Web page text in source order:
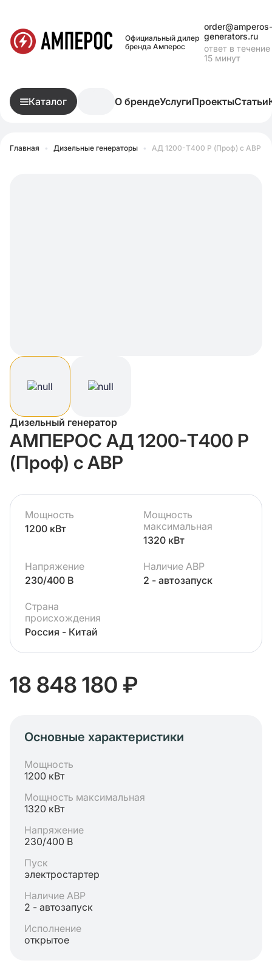
Официальный дилер
бренда Амперос
order@amperos-
generators.ru
ответ в течение
15 минут
Каталог О брендеУслугиПроектыСтатьи
Главная • Дизельные генераторы • АД 1200-Т400 P (Проф) с АВР
Дизельный генератор
АМПЕРОС АД 1200-Т400 P
(Проф) с АВР
Мощность
1200 кВт
Мощность
максимальная
1320 кВт
Напряжение
230/400 В
Наличие АВР
2 - автозапуск
Страна
происхождения
Россия - Китай
18 848 180 ₽
Основные характеристики
Мощность
1200 кВт
Мощность максимальная
1320 кВт
Напряжение
230/400 В
Пуск
электростартер
Наличие АВР
2 - автозапуск
Исполнение
открытое